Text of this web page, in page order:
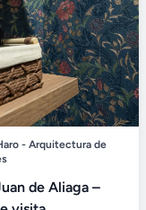
- Arquitectura de
de Aliaga –